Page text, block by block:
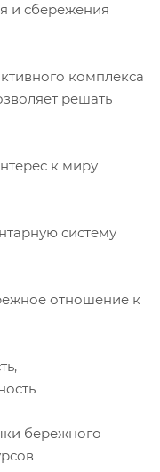
и сбережения
комплекса
решать
к миру
систему
отношение к
бережного